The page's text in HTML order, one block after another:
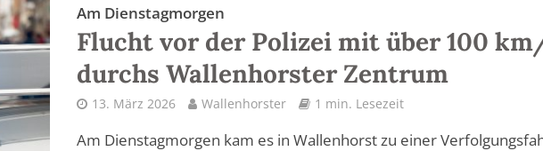
Am Dienstagmorgen
Flucht vor der Polizei mit über 100
durchs Wallenhorster Zentrum
13. März 2026 Wallenhorster 1 min. Lesezeit
Am Dienstagmorgen kam es in Wallenhorst zu einer